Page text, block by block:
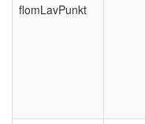
flomLavPunkt